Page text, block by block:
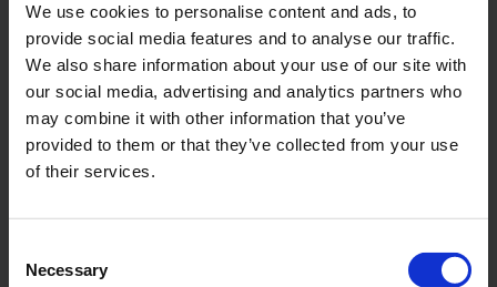
We use cookies to personalise content and ads, to
provide social media features and to analyse our traffic.
We also share information about your use of our site with
our social media, advertising and analytics partners who
may combine it with other information that you’ve
provided to them or that they’ve collected from your use
of their services.
Selection
Necessary